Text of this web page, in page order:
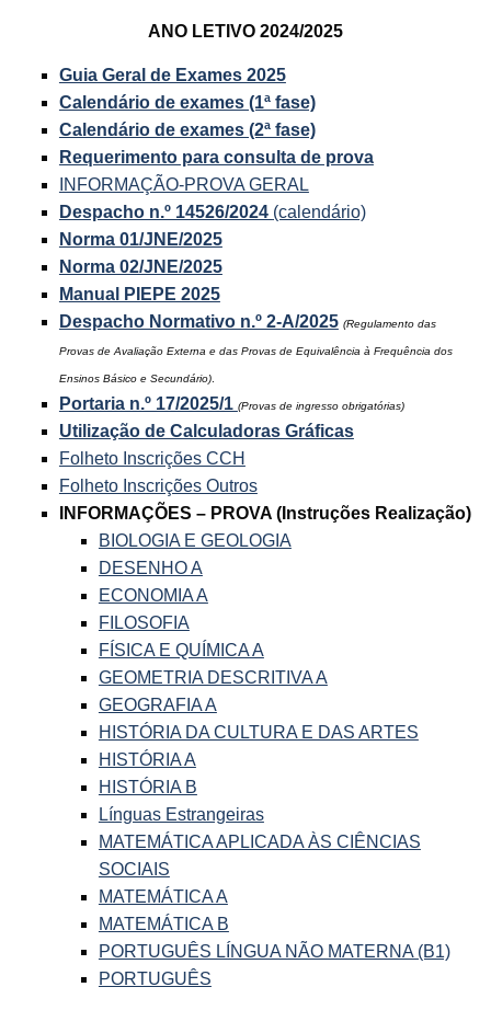
ANO LETIVO 2024/2025
Guia Geral de Exames 2025
Calendário de exames (1ª fase)
Calendário de exames (2ª fase)
Requerimento para consulta de prova
INFORMAÇÃO-PROVA GERAL
Despacho n.º 14526/2024 (calendário)
Norma 01/JNE/2025
Norma 02/JNE/2025
Manual PIEPE 2025
Despacho Normativo n.º 2-A/2025 (Regulamento das
Provas de Avaliação Externa e das Provas de Equivalência à Frequência dos
Ensinos Básico e Secundário).
Portaria n.º 17/2025/1 (Provas de ingresso obrigatórias)
Utilização de Calculadoras Gráficas
Folheto Inscrições CCH
Folheto Inscrições Outros
INFORMAÇÕES – PROVA (Instruções Realização)
BIOLOGIA E GEOLOGIA
DESENHO A
ECONOMIA A
FILOSOFIA
FÍSICA E QUÍMICA A
GEOMETRIA DESCRITIVA A
GEOGRAFIA A
HISTÓRIA DA CULTURA E DAS ARTES
HISTÓRIA A
HISTÓRIA B
Línguas Estrangeiras
MATEMÁTICA APLICADA ÀS CIÊNCIAS
SOCIAIS
MATEMÁTICA A
MATEMÁTICA B
PORTUGUÊS LÍNGUA NÃO MATERNA (B1)
PORTUGUÊS